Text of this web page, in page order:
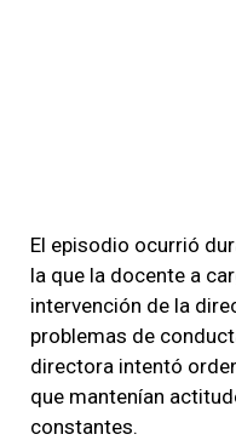
El episodio ocurrió
la que la docente a
intervención de la
problemas de
directora intentó
que mantenían
constantes.